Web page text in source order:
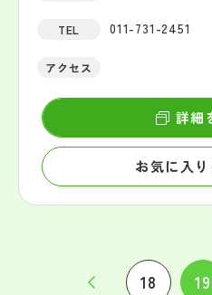
TEL 011-731-2451
アクセス
お気に入
詳細
18 19